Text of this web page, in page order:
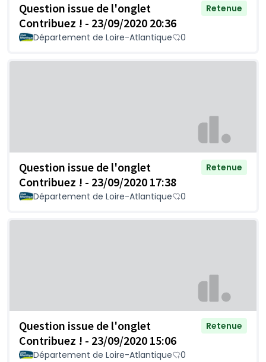
Question issue de l'onglet
Contribuez ! - 23/09/2020 20:36
Retenue
Département de Loire-Atlantique 0
Question issue de l'onglet
Contribuez ! - 23/09/2020 17:38
Retenue
Département de Loire-Atlantique 0
Question issue de l'onglet
Contribuez ! - 23/09/2020 15:06
Retenue
Département de Loire-Atlantique 0